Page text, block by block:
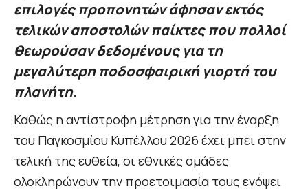
επιλογές προπονητών άφησαν εκτός
τελικών αποστολών παίκτες που πολλοί
θεωρούσαν δεδομένους για τη
μεγαλύτερη ποδοσφαιρική γιορτή του
πλανήτη.
Καθώς η αντίστροφη μέτρηση για την έναρξη
του Παγκοσμίου Κυπέλλου 2026 έχει μπει στην
τελική της ευθεία, οι εθνικές ομάδες
ολοκληρώνουν την προετοιμασία τους ενόψει